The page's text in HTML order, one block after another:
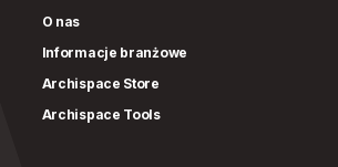
O nas
Informacje branżowe
Archispace Store
Archispace Tools